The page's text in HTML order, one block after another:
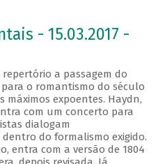
- 15.03.2017 -
a passagem do
o romantismo do século
máximos expoentes. Haydn,
com um concerto para
dialogam
do formalismo exigido.
entra com a versão de 1804